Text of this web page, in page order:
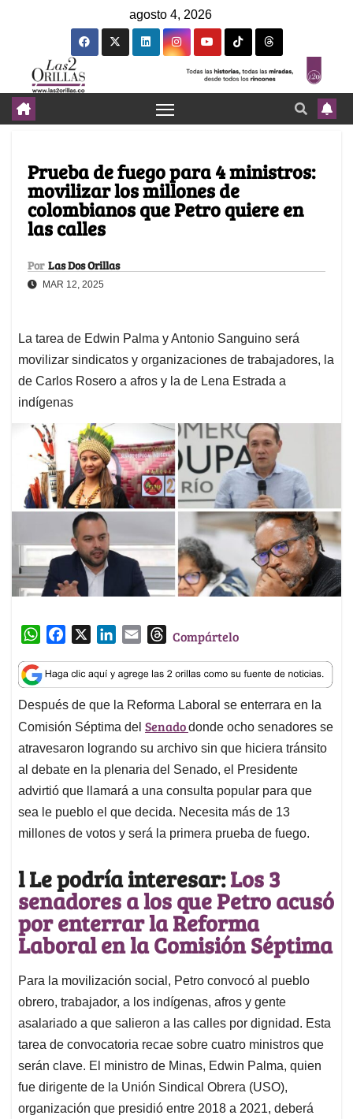
agosto 4, 2026
Prueba de fuego para 4 ministros:
movilizar los millones de
colombianos que Petro quiere en
las calles
Por Las Dos Orillas
MAR 12, 2025
La tarea de Edwin Palma y Antonio Sanguino será
movilizar sindicatos y organizaciones de trabajadores, la
de Carlos Rosero a afros y la de Lena Estrada a
indígenas
W
a
t
s
A
p
p
c
e
b
o
o
k
n
k
e
d
I
n
a
i
l
T
r
e
a
d
s
Compártelo
Después de que la Reforma Laboral se enterrara en la
Comisión Séptima del Senadodonde ocho senadores se
atravesaron logrando su archivo sin que hiciera tránsito
al debate en la plenaria del Senado, el Presidente
advirtió que llamará a una consulta popular para que
sea le pueblo el que decida. Necesita más de 13
millones de votos y será la primera prueba de fuego.
l Le podría interesar:Los 3
senadores a los que Petro acusó
por enterrar la Reforma
Laboral en la Comisión Séptima
Para la movilización social, Petro convocó al pueblo
obrero, trabajador, a los indígenas, afros y gente
asalariado a que salieron a las calles por dignidad. Esta
tarea de convocatoria recae sobre cuatro ministros que
serán clave. El ministro de Minas, Edwin Palma, quien
fue dirigente de la Unión Sindical Obrera (USO),
organización que presidió entre 2018 a 2021, deberá